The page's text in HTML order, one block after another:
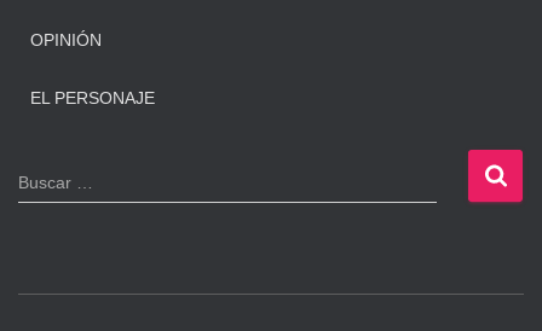
OPINIÓN
EL PERSONAJE
B
u
Buscar …